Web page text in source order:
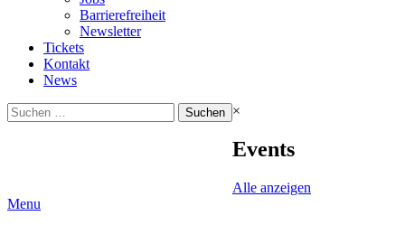
Barrierefreiheit
Newsletter
Tickets
Kontakt
News
Suchen
nach:
×
Events
Alle anzeigen
Menu